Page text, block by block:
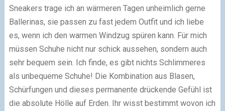
Sneakers trage ich an wärmeren Tagen unheimlich gerne
Ballerinas, sie passen zu fast jedem Outfit und ich liebe
es, wenn ich den warmen Windzug spüren kann. Für mich
müssen Schuhe nicht nur schick aussehen, sondern auch
sehr bequem sein. Ich finde, es gibt nichts Schlimmeres
als unbequeme Schuhe! Die Kombination aus Blasen,
Schürfungen und dieses permanente drückende Gefühl ist
die absolute Hölle auf Erden. Ihr wisst bestimmt wovon ich